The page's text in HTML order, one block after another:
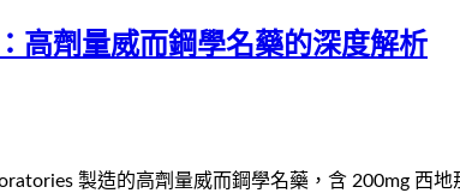
高劑量威而鋼學名藥的深度解析
製造的高劑量威而鋼學名藥，含 200mg 西